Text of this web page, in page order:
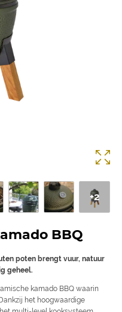
+2
BBQ
poten brengt vuur, natuur
geheel.
kamado BBQ waarin
het hoogwaardige